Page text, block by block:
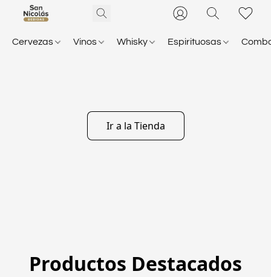
Cervezas Vinos Whisky Espirituosas
Ir a la Tienda
Productos Destacados